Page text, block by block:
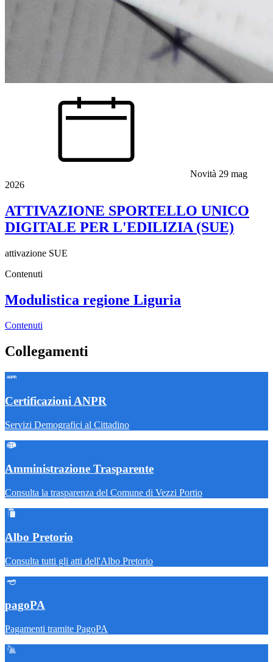
Novità 29 mag
2026
ATTIVAZIONE SPORTELLO UNICO
DIGITALE PER L'EDILIZIA (SUE)
attivazione SUE
Contenuti
Modulistica regione Liguria
Contenuti
Collegamenti
Certificazioni ANPR
Servizi Demografici al Cittadino
Amministrazione Trasparente
Consulta la trasparenza del Comune di Vezzi Portio
Albo Pretorio
Consulta tutti gli atti dell'Albo Pretorio
pagoPA
Pagamenti tramite PagoPA